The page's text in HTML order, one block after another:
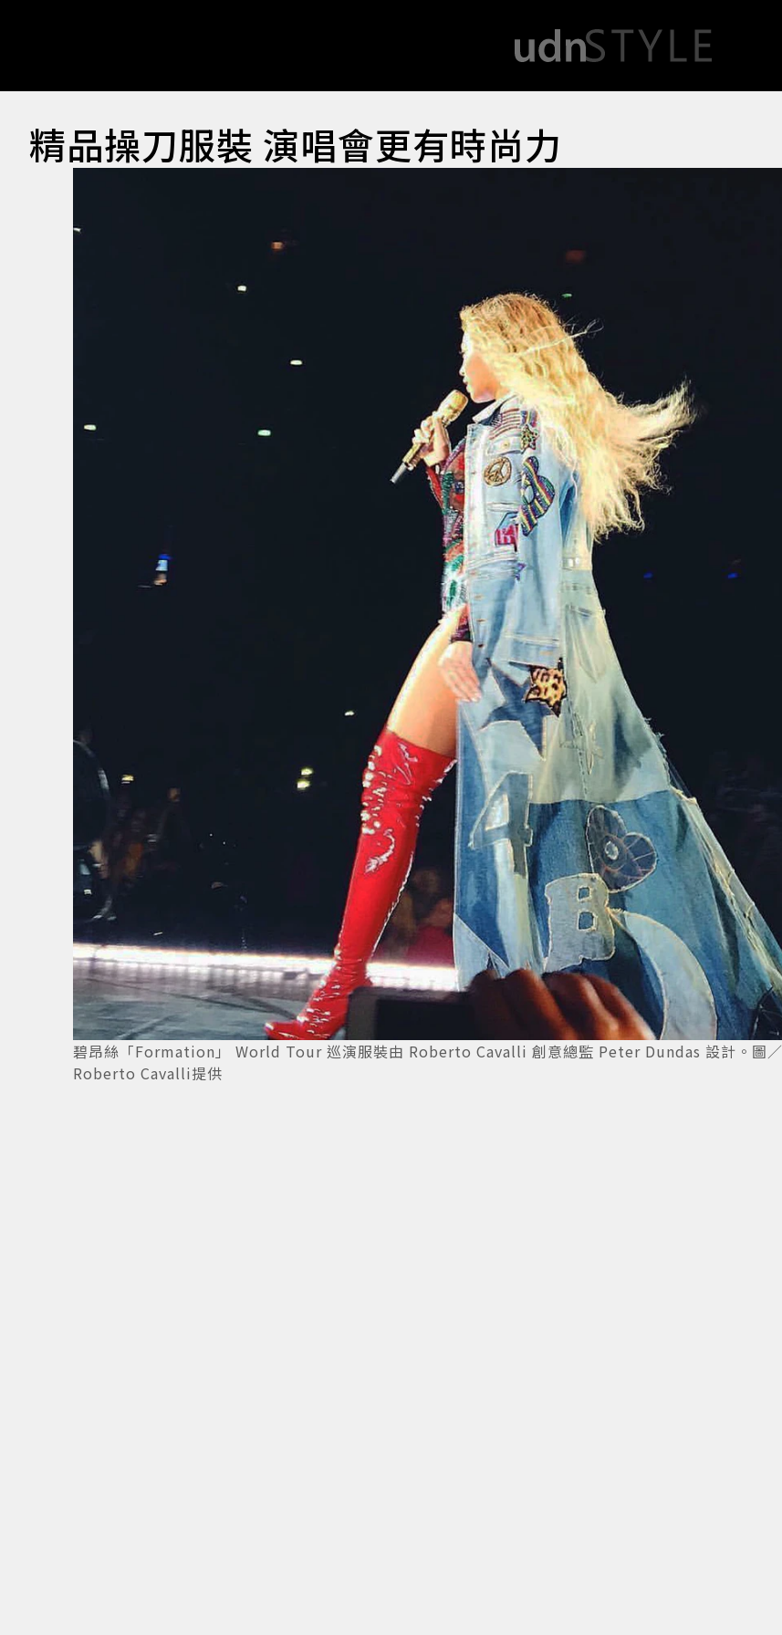
精品操刀服裝 演唱會更有時尚力
碧昂絲「Formation」 World Tour 巡演服裝由 Roberto Cavalli 創意總監 Peter Dundas 設計。圖／
Roberto Cavalli提供